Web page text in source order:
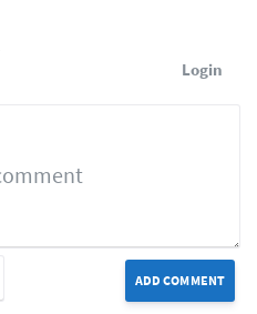
Login
ADD COMMENT